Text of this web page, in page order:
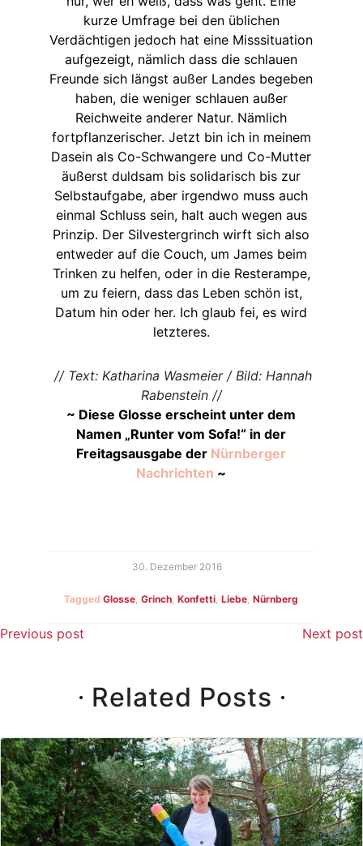
kurze Umfrage bei den üblichen
Verdächtigen jedoch hat eine Misssituation
aufgezeigt, nämlich dass die schlauen
Freunde sich längst außer Landes begeben
haben, die weniger schlauen außer
Reichweite anderer Natur. Nämlich
fortpflanzerischer. Jetzt bin ich in meinem
Dasein als Co-Schwangere und Co-Mutter
äußerst duldsam bis solidarisch bis zur
Selbstaufgabe, aber irgendwo muss auch
einmal Schluss sein, halt auch wegen aus
Prinzip. Der Silvestergrinch wirft sich also
entweder auf die Couch, um James beim
Trinken zu helfen, oder in die Resterampe,
um zu feiern, dass das Leben schön ist,
Datum hin oder her. Ich glaub fei, es wird
letzteres.
// Text: Katharina Wasmeier / Bild: Hannah
Rabenstein //
~ Diese Glosse erscheint unter dem
Namen „Runter vom Sofa!“ in der
Freitagsausgabe der Nürnberger
Nachrichten ~
30. Dezember 2016
TaggedGlosse,Grinch,Konfetti,Liebe,Nürnberg
Beitragsnavigation
Previous post Next post
Related Posts